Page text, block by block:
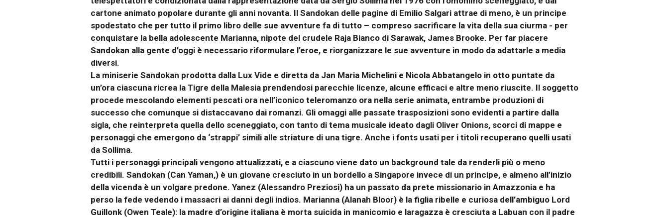
cartone animato popolare durante gli anni novanta. Il Sandokan delle pagine di Emilio Salgari attrae di meno, è un principe
spodestato che per tutto il primo libro delle sue avventure fa di tutto – compreso sacrificare la vita della sua ciurma - per
conquistare la bella adolescente Marianna, nipote del crudele Raja Bianco di Sarawak, James Brooke. Per far piacere
Sandokan alla gente d’oggi è necessario riformulare l’eroe, e riorganizzare le sue avventure in modo da adattarle a media
diversi.
La miniserie Sandokan prodotta dalla Lux Vide e diretta da Jan Maria Michelini e Nicola Abbatangelo in otto puntate da
un’ora ciascuna ricrea la Tigre della Malesia prendendosi parecchie licenze, alcune efficaci e altre meno riuscite. Il soggetto
procede mescolando elementi pescati ora nell’iconico teleromanzo ora nella serie animata, entrambe produzioni di
successo che comunque si distaccavano dai romanzi. Gli omaggi alle passate trasposizioni sono evidenti a partire dalla
sigla, che reinterpreta quella dello sceneggiato, con tanto di tema musicale ideato dagli Oliver Onions, scorci di mappe e
personaggi che emergono da ‘strappi’ simili alle striature di una tigre. Anche i fonts usati per i titoli recuperano quelli usati
da Sollima.
Tutti i personaggi principali vengono attualizzati, e a ciascuno viene dato un background tale da renderli più o meno
credibili. Sandokan (Can Yaman,) è un giovane cresciuto in un bordello a Singapore invece di un principe, e almeno all’inizio
della vicenda è un volgare predone. Yanez (Alessandro Preziosi) ha un passato da prete missionario in Amazzonia e ha
perso la fede vedendo i massacri ai danni degli indios. Marianna (Alanah Bloor) è la figlia ribelle e curiosa dell’ambiguo Lord
Guillonk (Owen Teale): la madre d’origine italiana è morta suicida in manicomio e laragazza è cresciuta a Labuan con il padre